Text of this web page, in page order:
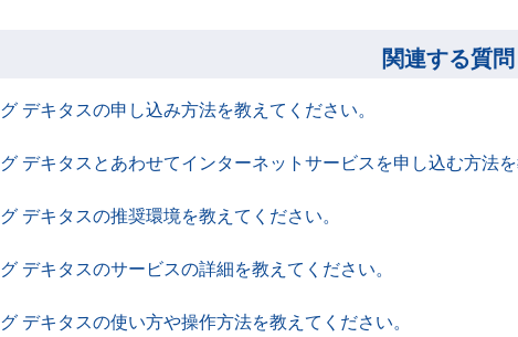
関連する質問
デキタスの申し込み方法を教えてください。
デキタスとあわせてインターネットサービスを申し込む方法を
デキタスの推奨環境を教えてください。
デキタスのサービスの詳細を教えてください。
デキタスの使い方や操作方法を教えてください。